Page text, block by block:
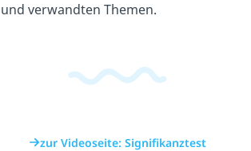
und verwandten Themen.
zur Videoseite: Signifikanztest